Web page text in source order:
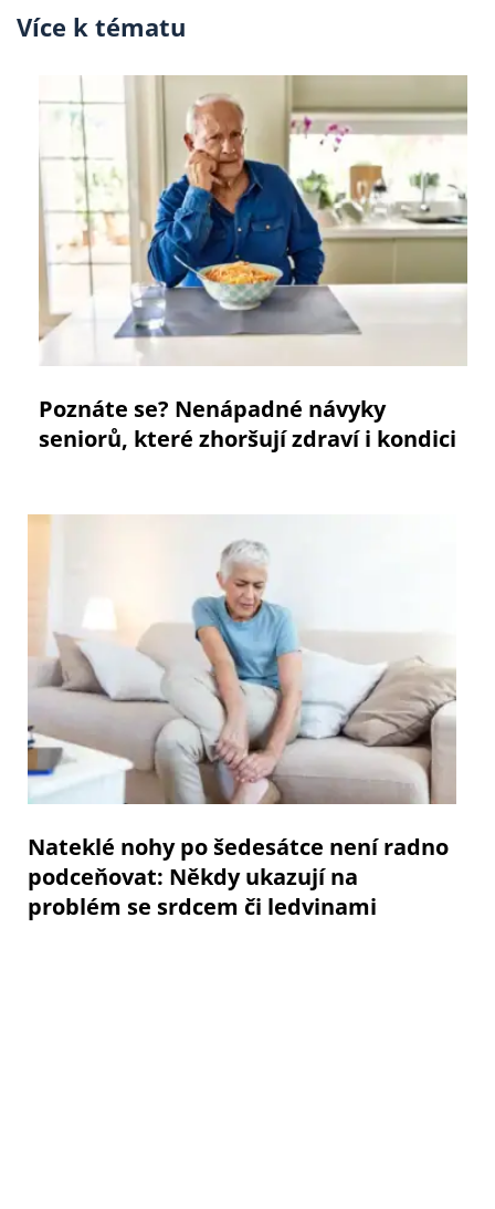
Více k tématu
Poznáte se? Nenápadné návyky
seniorů, které zhoršují zdraví i kondici
Nateklé nohy po šedesátce není radno
podceňovat: Někdy ukazují na
problém se srdcem či ledvinami